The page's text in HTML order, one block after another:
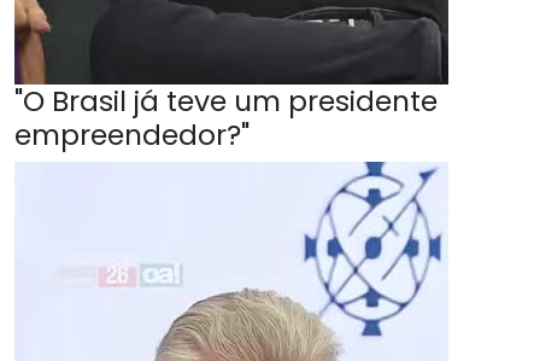
"O Brasil já teve um presidente
empreendedor?"